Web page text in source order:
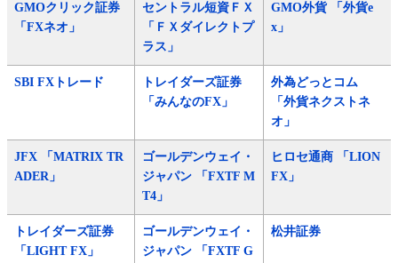
GMOクリック証券
「FXネオ」
セントラル短資ＦＸ
「ＦＸダイレクトプ
ラス」
GMO外貨 「外貨e
x」
SBI FXトレード
トレイダーズ証券
「みんなのFX」
外為どっとコム
「外貨ネクストネ
オ」
JFX 「MATRIX TR
ADER」
ゴールデンウェイ・
ジャパン 「FXTF M
T4」
ヒロセ通商 「LION
FX」
トレイダーズ証券
「LIGHT FX」
ゴールデンウェイ・
ジャパン 「FXTF G
松井証券